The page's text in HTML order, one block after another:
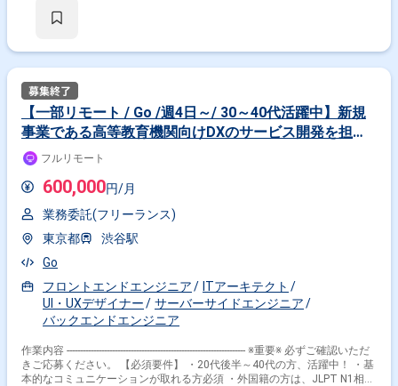
する予定の業務概要 ・サイト構築（フロントエンド） ・API開発（バック
Git、Docker、Kubernetes、AWS、Firebase 配属部署： エンジニアリング
部 この仕事で得られるもの： ・仲間と意見を交換し、切磋琢磨しながら
サービス開発ができる ・大規模サービスの開発を経験できる ・日本人の
ほぼ全てがユーザーであり、1億人規模のインパクトがある事業に携われ
～18時 ※リリースの深夜対応（21時以降）が月2回ほど発生す
の繋ぎ込み、実機接続などが発生するため ※午後から出社など
※希望があればWinも相談可能 ツール：Slack、Teams 面談回数：オンラ
イン1回
【一部リモート / Go /週4日～/ 30～40代活躍中】新規
事業である高等教育機関向けDXのサービス開発を担当
していただきます！
フルリモート
600,000円/月
業務委託(フリーランス)
東京都
渋谷駅
Go
フロントエンドエンジニア
ITアーキテクト
UI・UXデザイナー
サーバーサイドエンジニア
バックエンドエンジニア
作業内容 ------------------------------------------------------------------- ※重要※ 必ずご確認いただ
きご応募ください。 【必須要件】 ・20代後半～40代の方、活躍中！ ・基
本的なコミュニケーションが取れる方必須 ・外国籍の方は、JLPT N1相当
フロントエンドエンジニア
スマホアプリエンジニア
フルスタックエンジニア